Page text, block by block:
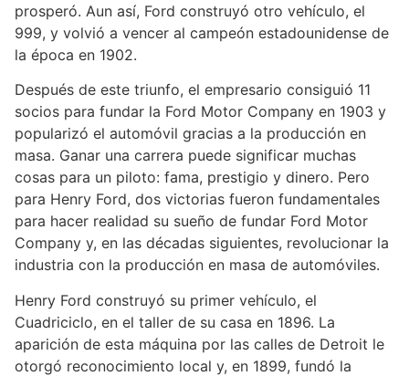
prosperó. Aun así, Ford construyó otro vehículo, el
999, y volvió a vencer al campeón estadounidense de
la época en 1902.
Después de este triunfo, el empresario consiguió 11
socios para fundar la Ford Motor Company en 1903 y
popularizó el automóvil gracias a la producción en
masa. Ganar una carrera puede significar muchas
cosas para un piloto: fama, prestigio y dinero. Pero
para Henry Ford, dos victorias fueron fundamentales
para hacer realidad su sueño de fundar Ford Motor
Company y, en las décadas siguientes, revolucionar la
industria con la producción en masa de automóviles.
Henry Ford construyó su primer vehículo, el
Cuadriciclo, en el taller de su casa en 1896. La
aparición de esta máquina por las calles de Detroit le
otorgó reconocimiento local y, en 1899, fundó la